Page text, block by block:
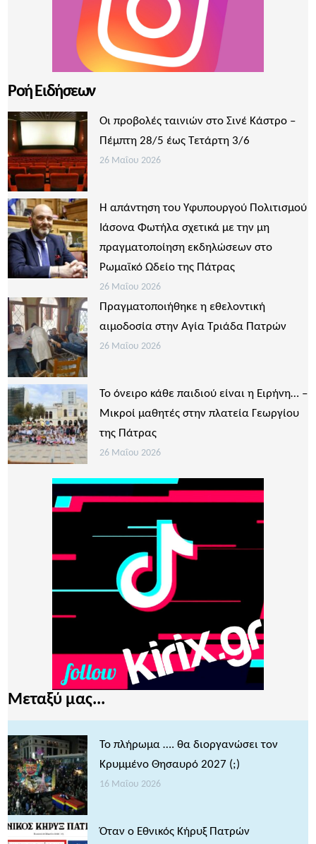
Ροή Ειδήσεων
Οι προβολές ταινιών στο Σινέ Κάστρο –
Πέμπτη 28/5 έως Τετάρτη 3/6
26 Μαΐου 2026
Η απάντηση του Υφυπουργού Πολιτισμού
Ιάσονα Φωτήλα σχετικά με την μη
πραγματοποίηση εκδηλώσεων στο
Ρωμαϊκό Ωδείο της Πάτρας
26 Μαΐου 2026
Πραγματοποιήθηκε η εθελοντική
αιμοδοσία στην Αγία Τριάδα Πατρών
26 Μαΐου 2026
Το όνειρο κάθε παιδιού είναι η Ειρήνη… –
Μικροί μαθητές στην πλατεία Γεωργίου
της Πάτρας
26 Μαΐου 2026
Μεταξύ μας...
Το πλήρωμα …. θα διοργανώσει τον
Κρυμμένο Θησαυρό 2027 (;)
16 Μαΐου 2026
Όταν ο Εθνικός Κήρυξ Πατρών